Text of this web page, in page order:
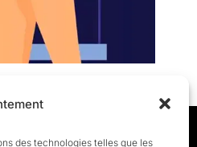
des technologies telles que les